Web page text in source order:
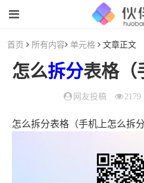
首页 所有内容 单元格 文章正文
怎么拆分表格（
网友投稿 2179
怎么拆分表格（手机上怎么拆分